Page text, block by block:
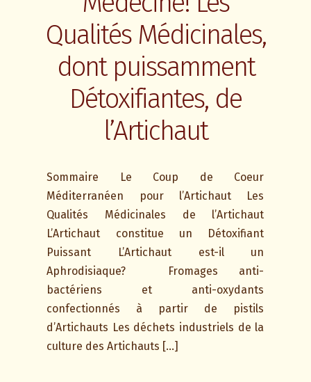
Qualités Médicinales,
dont puissamment
Détoxifiantes, de
l’Artichaut
Sommaire Le Coup de Coeur
Méditerranéen pour l’Artichaut Les
Qualités Médicinales de l’Artichaut
L’Artichaut constitue un Détoxifiant
Puissant L’Artichaut est-il un
Aphrodisiaque? Fromages anti-
bactériens et anti-oxydants
confectionnés à partir de pistils
d’Artichauts Les déchets industriels de la
culture des Artichauts […]